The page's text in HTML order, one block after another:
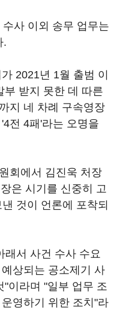
수사 이외 송무 업무는
.
2021년 1월 출범 이
부 받지 못한 데 따른
지 네 차례 구속영장
전 4패'라는 오명을
회에서 김진욱 처장
은 시기를 신중히 고
것이 언론에 포착되
래서 사건 수사 수요
상되는 공소제기 사
"이라며 "일부 업무 조
영하기 위한 조치"라